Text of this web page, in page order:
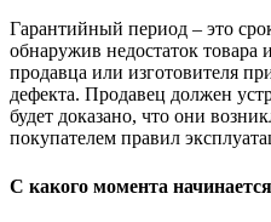
Гарантийный период – это
обнаружив недостаток товара
продавца или изготовителя
дефекта. Продавец должен
будет доказано, что они
покупателем правил
С какого момента